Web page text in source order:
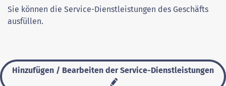
Sie können die Service-Dienstleistungen des Geschäfts
ausfüllen.
Hinzufügen / Bearbeiten der Service-Dienstleistungen